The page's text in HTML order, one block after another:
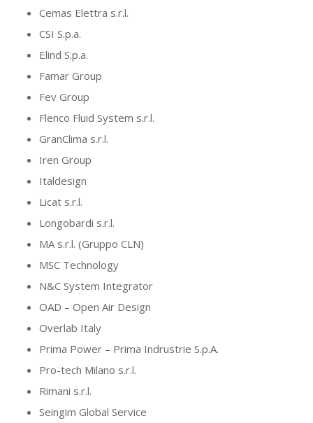
Cemas Elettra s.r.l.
CSI S.p.a.
Elind S.p.a.
Famar Group
Fev Group
Flenco Fluid System s.r.l.
GranClima s.r.l.
Iren Group
Italdesign
Licat s.r.l.
Longobardi s.r.l.
MA s.r.l. (Gruppo CLN)
MSC Technology
N&C System Integrator
OAD – Open Air Design
Overlab Italy
Prima Power – Prima Indrustrie S.p.A.
Pro-tech Milano s.r.l.
Rimani s.r.l.
Seingim Global Service